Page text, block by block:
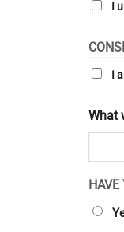
slashI
I
What
HAVE